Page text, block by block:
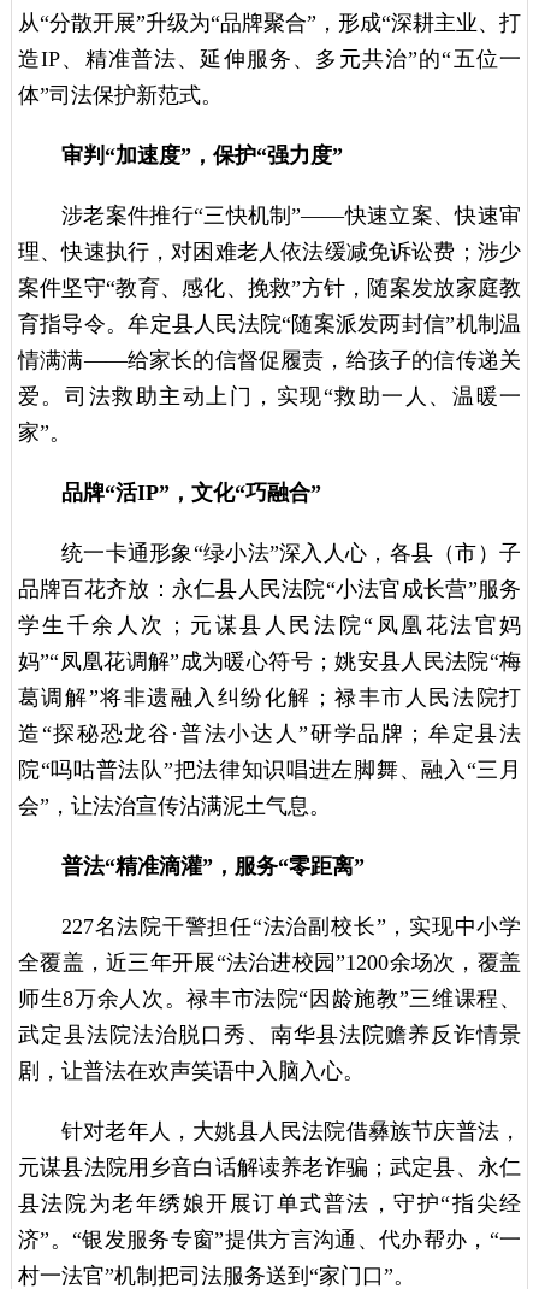
从“分散开展”升级为“品牌聚合”，形成“深耕主业、打
造IP、精准普法、延伸服务、多元共治”的“五位一
体”司法保护新范式。
审判“加速度”，保护“强力度”
涉老案件推行“三快机制”——快速立案、快速审
理、快速执行，对困难老人依法缓减免诉讼费；涉少
案件坚守“教育、感化、挽救”方针，随案发放家庭教
育指导令。牟定县人民法院“随案派发两封信”机制温
情满满——给家长的信督促履责，给孩子的信传递关
爱。司法救助主动上门，实现“救助一人、温暖一
家”。
品牌“活IP”，文化“巧融合”
统一卡通形象“绿小法”深入人心，各县（市）子
品牌百花齐放：永仁县人民法院“小法官成长营”服务
学生千余人次；元谋县人民法院“凤凰花法官妈
妈”“凤凰花调解”成为暖心符号；姚安县人民法院“梅
葛调解”将非遗融入纠纷化解；禄丰市人民法院打
造“探秘恐龙谷·普法小达人”研学品牌；牟定县法
院“吗咕普法队”把法律知识唱进左脚舞、融入“三月
会”，让法治宣传沾满泥土气息。
普法“精准滴灌”，服务“零距离”
227名法院干警担任“法治副校长”，实现中小学
全覆盖，近三年开展“法治进校园”1200余场次，覆盖
师生8万余人次。禄丰市法院“因龄施教”三维课程、
武定县法院法治脱口秀、南华县法院赡养反诈情景
剧，让普法在欢声笑语中入脑入心。
针对老年人，大姚县人民法院借彝族节庆普法，
元谋县法院用乡音白话解读养老诈骗；武定县、永仁
县法院为老年绣娘开展订单式普法，守护“指尖经
济”。“银发服务专窗”提供方言沟通、代办帮办，“一
村一法官”机制把司法服务送到“家门口”。